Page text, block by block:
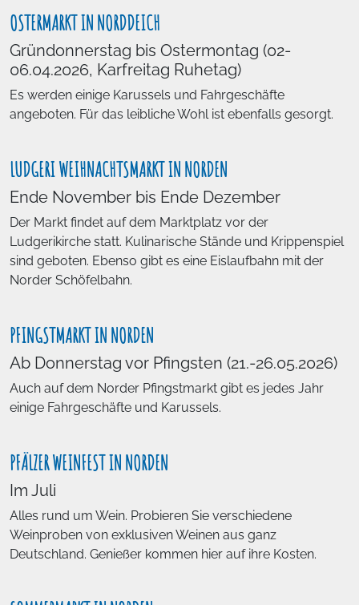
OSTERMARKT IN NORDDEICH
Gründonnerstag bis Ostermontag (02-
06.04.2026, Karfreitag Ruhetag)
Es werden einige Karussels und Fahrgeschäfte
angeboten. Für das leibliche Wohl ist ebenfalls gesorgt.
LUDGERI WEIHNACHTSMARKT IN NORDEN
Ende November bis Ende Dezember
Der Markt findet auf dem Marktplatz vor der
Ludgerikirche statt. Kulinarische Stände und Krippenspiel
sind geboten. Ebenso gibt es eine Eislaufbahn mit der
Norder Schöfelbahn.
PFINGSTMARKT IN NORDEN
Ab Donnerstag vor Pfingsten (21.-26.05.2026)
Auch auf dem Norder Pfingstmarkt gibt es jedes Jahr
einige Fahrgeschäfte und Karussels.
PFÄLZER WEINFEST IN NORDEN
Im Juli
Alles rund um Wein. Probieren Sie verschiedene
Weinproben von exklusiven Weinen aus ganz
Deutschland. Genießer kommen hier auf ihre Kosten.